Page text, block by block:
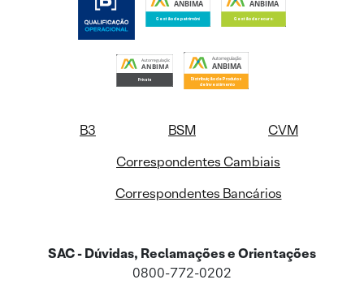
B3 BSM
CVM
Correspondentes Cambiais
Correspondentes Bancários
SAC - Dúvidas, Reclamações e Orientações
0800-772-0202